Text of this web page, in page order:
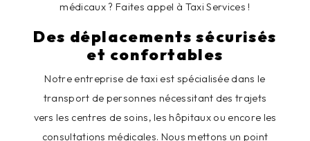
médicaux ? Faites appel à Taxi Services !
Des déplacements sécurisés
et confortables
Notre entreprise de taxi est spécialisée dans le
transport de personnes nécessitant des trajets
vers les centres de soins, les hôpitaux ou encore les
consultations médicales. Nous mettons un point